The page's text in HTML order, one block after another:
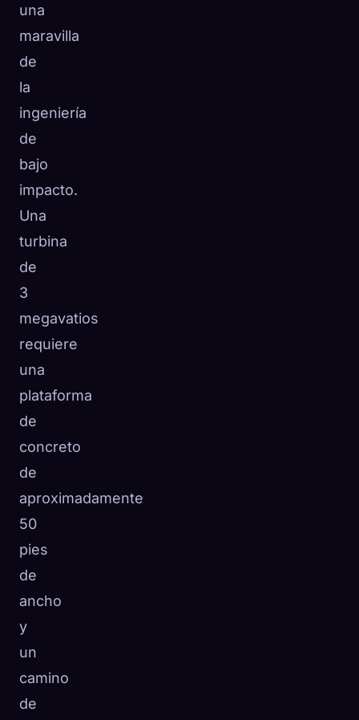
una
maravilla
de
la
ingeniería
de
bajo
impacto.
Una
turbina
de
3
megavatios
requiere
una
plataforma
de
concreto
de
aproximadamente
50
pies
de
ancho
y
un
camino
de